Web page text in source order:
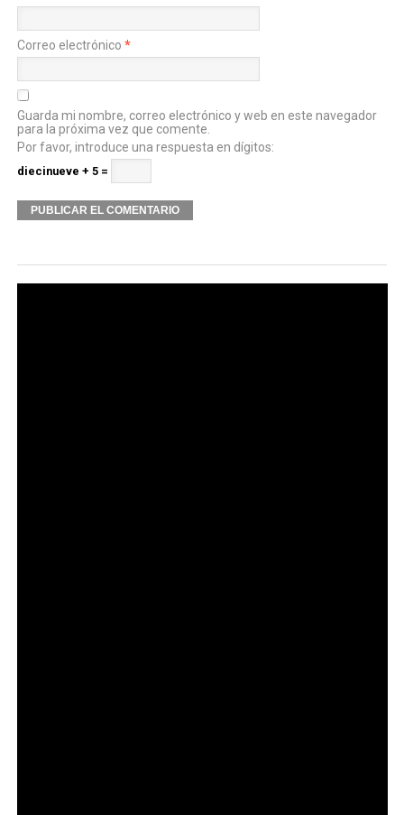
Correo electrónico *
Guarda mi nombre, correo electrónico y web en este navegador
para la próxima vez que comente.
Por favor, introduce una respuesta en dígitos:
diecinueve + 5 =